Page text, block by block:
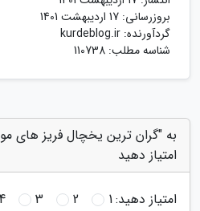
بروزرسانی: 17 اردیبهشت 1401
گردآورنده: kurdeblog.ir
شناسه مطلب: 110738
به "گران ترین یخچال فریز های
امتیاز دهید
امتیاز دهید:1
2
3
4